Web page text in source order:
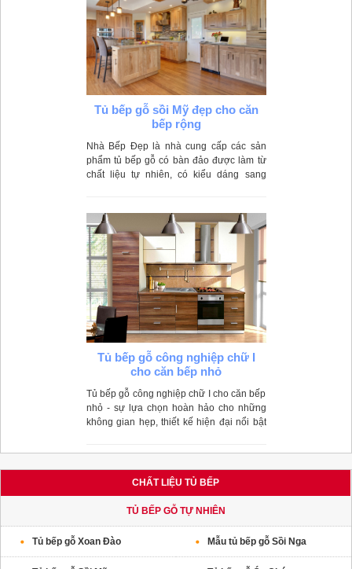
Tủ bếp gỗ sồi Mỹ đẹp cho căn
bếp rộng
Nhà Bếp Đẹp là nhà cung cấp các sản
phẩm tủ bếp gỗ có bàn đảo được làm từ
chất liệu tự nhiên, có kiểu dáng sang
Tủ bếp gỗ công nghiệp chữ I
cho căn bếp nhỏ
Tủ bếp gỗ công nghiệp chữ I cho căn bếp
nhỏ - sự lựa chọn hoàn hảo cho những
không gian hẹp, thiết kế hiện đại nổi bật
CHẤT LIỆU TỦ BẾP
TỦ BẾP GỖ TỰ NHIÊN
Tủ bếp gỗ Xoan Đào Mẫu tủ bếp gỗ Sồi Nga